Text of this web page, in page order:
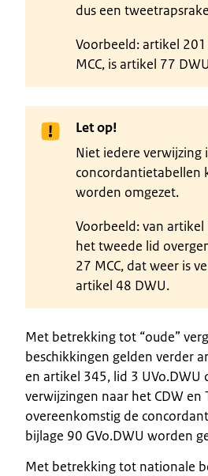
dus een
Voorbeeld: artikel
MCC, is artikel 77
Let op!
Niet iedere verwijzing
concordantietabellen
worden omgezet.
Voorbeeld: van artikel
het tweede lid
27 MCC, dat weer is
artikel 48 DWU.
Met betrekking tot “oude”
beschikkingen gelden verder
en artikel 345, lid 3 UVo.DWU
verwijzingen naar het CDW en
overeenkomstig de
bijlage 90 GVo.DWU worden
Met betrekking tot nationale